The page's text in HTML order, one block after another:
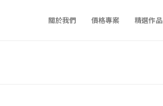
關於我們 價格專案 精選作品